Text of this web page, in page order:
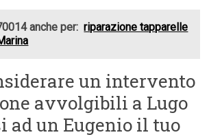
anche per: riparazione tapparelle
un intervento
avvolgibili a Lugo
ad un Eugenio il tuo